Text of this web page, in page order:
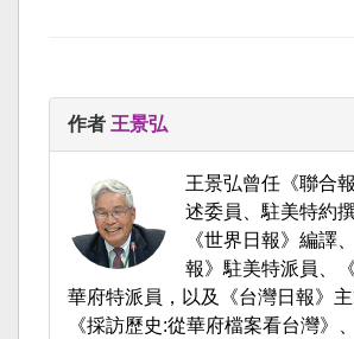
作者 王景弘
王景弘曾任《聯合
述委員、駐美特約
《世界日報》編譯
報》駐美特派員、
華府特派員，以及《台灣日報》
《採訪歷史:從華府檔案看台灣》